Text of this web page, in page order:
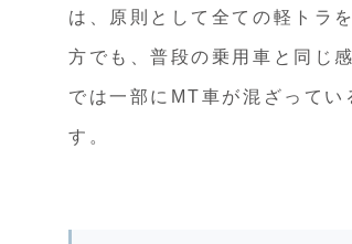
は、原則として全ての軽トラ
方でも、普段の乗用車と同じ
では一部にMT車が混ざってい
す。